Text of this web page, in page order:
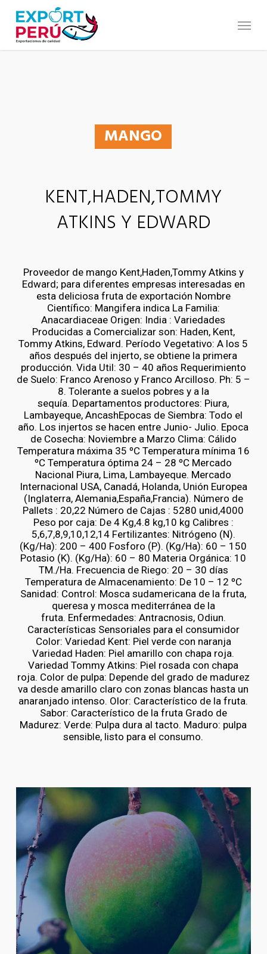
main
content
MANGO
KENT,HADEN,TOMMY
ATKINS Y EDWARD
Proveedor de mango Kent,Haden,Tommy Atkins y
Edward; para diferentes empresas interesadas en
esta deliciosa fruta de exportación Nombre
Científico: Mangifera indica La Familia:
Anacardiaceae Origen: India : Variedades
Producidas a Comercializar son: Haden, Kent,
Tommy Atkins, Edward. Período Vegetativo: A los 5
años después del injerto, se obtiene la primera
producción. Vida Util: 30 – 40 años Requerimiento
de Suelo: Franco Arenoso y Franco Arcilloso. Ph: 5 –
8. Tolerante a suelos pobres y a la
sequía. Departamentos productores: Piura,
Lambayeque, AncashEpocas de Siembra: Todo el
año. Los injertos se hacen entre Junio- Julio. Epoca
de Cosecha: Noviembre a Marzo Clima: Cálido
Temperatura máxima 35 ºC Temperatura mínima 16
ºC Temperatura óptima 24 – 28 ºC Mercado
Nacional Piura, Lima, Lambayeque. Mercado
Internacional USA, Canadá, Holanda, Unión Europea
(Inglaterra, Alemania,España,Francia). Número de
Pallets : 20,22 Número de Cajas : 5280 unid,4000
Peso por caja: De 4 Kg,4.8 kg,10 kg Calibres :
5,6,7,8,9,10,12,14 Fertilizantes: Nitrógeno (N).
(Kg/Ha): 200 – 400 Fosforo (P). (Kg/Ha): 60 – 150
Potasio (K). (Kg/Ha): 60 – 80 Materia Orgánica: 10
TM./Ha. Frecuencia de Riego: 20 – 30 días
Temperatura de Almacenamiento: De 10 – 12 ºC
Sanidad: Control: Mosca sudamericana de la fruta,
queresa y mosca mediterránea de la
fruta. Enfermedades: Antracnosis, Odiun.
Características Sensoriales para el consumidor
Color: Variedad Kent: Piel verde con naranja
Variedad Haden: Piel amarillo con chapa roja.
Variedad Tommy Atkins: Piel rosada con chapa
roja. Color de pulpa: Depende del grado de madurez
va desde amarillo claro con zonas blancas hasta un
anaranjado intenso. Olor: Característico de la fruta.
Sabor: Característico de la fruta Grado de
Madurez: Verde: Pulpa dura al tacto. Maduro: pulpa
sensible, listo para el consumo.